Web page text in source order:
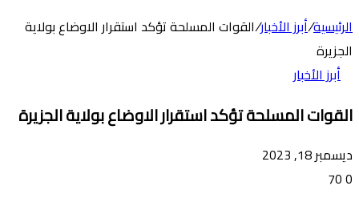
المظلم
الرئيسية/أبرز الأخبار/القوات المسلحة تؤكد استقرار الاوضاع بولاية
الجزيرة
أبرز الأخبار
القوات المسلحة تؤكد استقرار الاوضاع بولاية الجزيرة
ديسمبر 18, 2023
0